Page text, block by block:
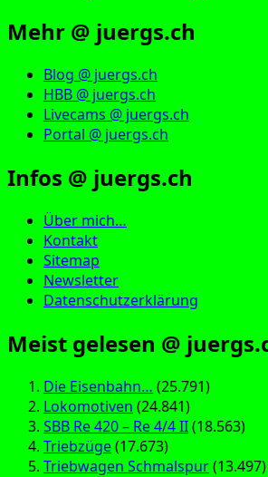
Mehr @ juergs.ch
Blog @ juergs.ch
HBB @ juergs.ch
Livecams @ juergs.ch
Portal @ juergs.ch
Infos @ juergs.ch
Über mich…
Kontakt
Sitemap
Newsletter
Datenschutzerklärung
Meist gelesen @
Die Eisenbahn… (25.791)
Lokomotiven (24.841)
SBB Re 420 – Re 4/4 II(18.563)
Triebzüge(17.673)
Triebwagen Schmalspur(13.497)